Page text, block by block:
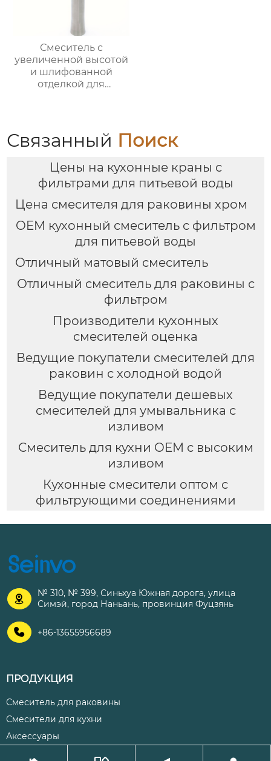
Смеситель с
увеличенной высотой
и шлифованной
отделкой для
Связанный Поиск
Цены на кухонные краны с
фильтрами для питьевой воды
Цена смесителя для раковины хром
OEM кухонный смеситель с фильтром
для питьевой воды
Отличный матовый смеситель
Отличный смеситель для раковины с
фильтром
Производители кухонных
смесителей оценка
Ведущие покупатели смесителей для
раковин с холодной водой
Ведущие покупатели дешевых
смесителей для умывальника с
изливом
Смеситель для кухни OEM с высоким
изливом
Кухонные смесители оптом с
фильтрующими соединениями

№ 310, № 399, Синьхуа Южная дорога, улица
Симэй, город Наньань, провинция Фуцзянь
 +86-13655956689
ПРОДУКЦИЯ
Смеситель для раковины
Смесители для кухни
Аксессуары